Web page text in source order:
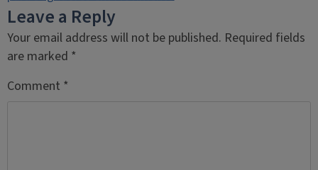
Leave a Reply
Your email address will not be published. Required fields
are marked *
Comment *